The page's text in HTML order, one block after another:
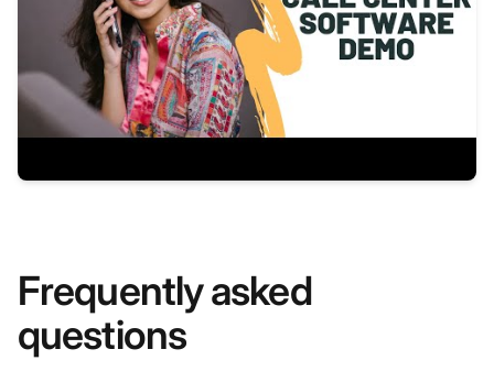
Frequently asked
questions